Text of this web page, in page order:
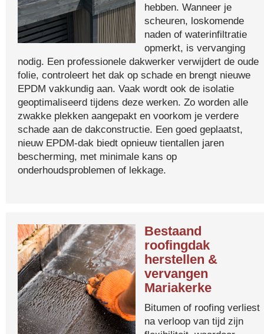
hebben. Wanneer je
scheuren, loskomende
naden of waterinfiltratie
opmerkt, is vervanging
nodig. Een professionele dakwerker verwijdert de oude
folie, controleert het dak op schade en brengt nieuwe
EPDM vakkundig aan. Vaak wordt ook de isolatie
geoptimaliseerd tijdens deze werken. Zo worden alle
zwakke plekken aangepakt en voorkom je verdere
schade aan de dakconstructie. Een goed geplaatst,
nieuw EPDM-dak biedt opnieuw tientallen jaren
bescherming, met minimale kans op
onderhoudsproblemen of lekkage.
Bestaand
roofingdak
herstellen &
vervangen
Mariakerke
Bitumen of roofing verliest
na verloop van tijd zijn